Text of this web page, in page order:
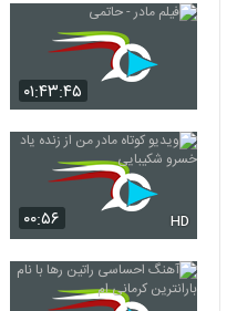
۰۱:۴۳:۴۵
۰۰:۵۶ HD